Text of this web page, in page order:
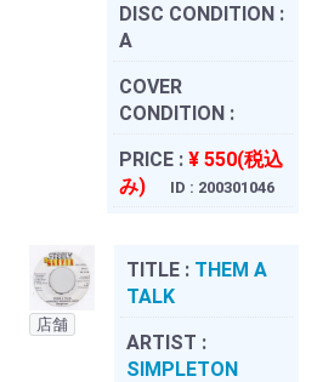
DISC CONDITION :
A
COVER
CONDITION :
PRICE : ¥ 550(税込
み)
ID : 200301046
店舗
TITLE : THEM A
TALK
ARTIST :
SIMPLETON